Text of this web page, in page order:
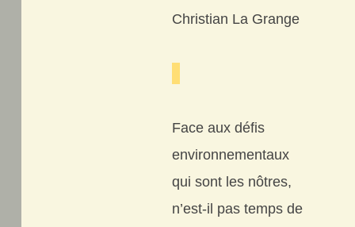
Christian La Grange
Face aux défis
environnementaux
qui sont les nôtres,
n’est-il pas temps de